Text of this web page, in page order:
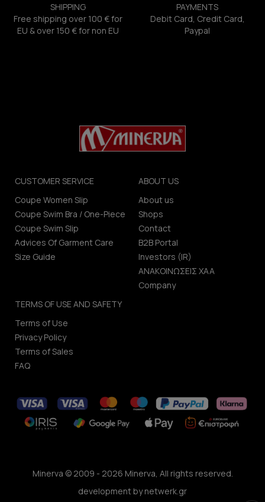
SHIPPING
Free shipping over 100 € for
EU & over 150 € for non EU
PAYMENTS
Debit Card, Credit Card,
Paypal
CUSTOMER SERVICE
Coupe Women Slip
Coupe Swim Bra / One-Piece
Coupe Swim Slip
Advices Of Garment Care
Size Guide
ABOUT US
About us
Shops
Contact
B2B Portal
Investors (IR)
ΑΝΑΚΟΙΝΩΣΕΙΣ ΧΑΑ
Company
TERMS OF USE AND SAFETY
Terms of Use
Privacy Policy
Terms of Sales
FAQ
Minerva © 2009 - 2026 Minerva, All rights reserved.
development bynetwerk.gr